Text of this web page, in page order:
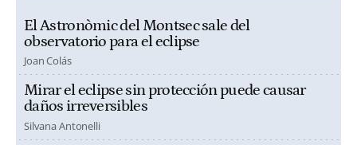
El Astronòmic del Montsec sale del
observatorio para el eclipse
Joan Colás
Mirar el eclipse sin protección puede causar
daños irreversibles
Silvana Antonelli